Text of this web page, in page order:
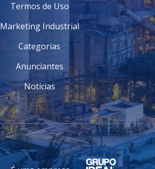
Termos de Uso
Marketing Industrial
Categorias
Anunciantes
Notícias